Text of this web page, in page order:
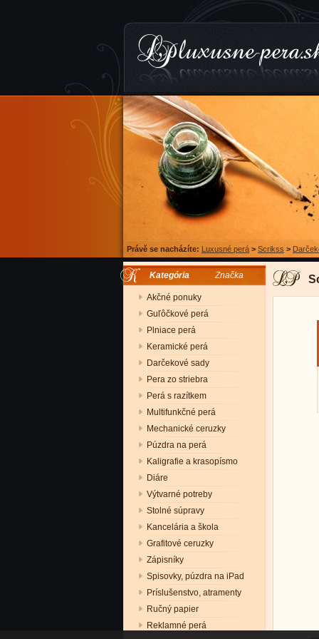
Právě se nacházíte: Luxusné perá > Scrikss >
Kategória Značka
Akčné ponuky
Guľôčkové perá
Plniace perá
Keramické perá
Darčekové sady
Pera zo striebra
Perá s razítkem
Multifunkčné perá
Mechanické ceruzky
Púzdra na perá
Kaligrafie a krasopísmo
Diáre
Výtvarné potreby
Stolné súpravy
Kancelária a škola
Grafitové ceruzky
Zápisníky
Spisovky, púzdra na iPad
Príslušenstvo, atramenty
Ručný papier
Reklamné perá